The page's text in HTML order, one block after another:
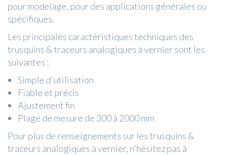
pour modelage, pour des applications générales ou
spécifiques.
Les principales caractéristiques techniques des
trusquins & traceurs analogiques à vernier sont les
suivantes :
Simple d'utilisation
Fiable et précis
Ajustement fin
Plage de mesure de 300 à 2000 mm
Pour plus de renseignements sur les trusquins &
traceurs analogiques à vernier, n'hésitez pas à